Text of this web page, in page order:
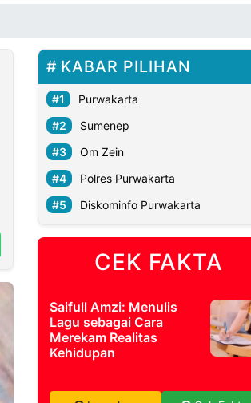
KABAR PILIHAN
Purwakarta
Sumenep
Om Zein
Polres Purwakarta
Diskominfo Purwakarta
CEK FAKTA
Saifull Amzi: Menulis
Lagu sebagai Cara
Merekam Realitas
Kehidupan